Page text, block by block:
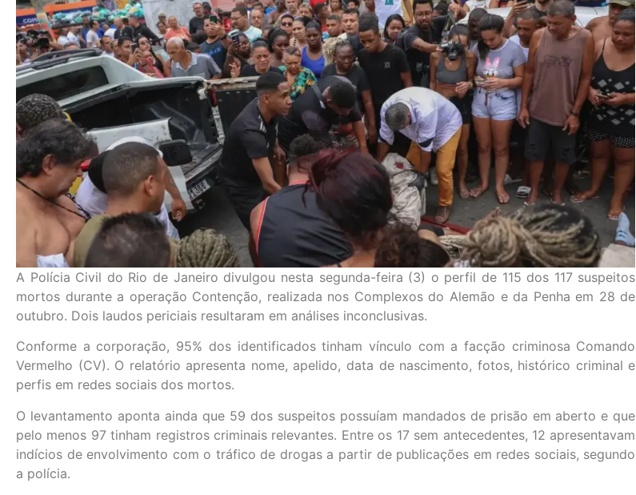
A Polícia Civil do Rio de Janeiro divulgou nesta segunda-feira (3) o perfil de 115 dos 117 suspeitos
mortos durante a operação Contenção, realizada nos Complexos do Alemão e da Penha em 28 de
outubro. Dois laudos periciais resultaram em análises inconclusivas.
Conforme a corporação, 95% dos identificados tinham vínculo com a facção criminosa Comando
Vermelho (CV). O relatório apresenta nome, apelido, data de nascimento, fotos, histórico criminal e
perfis em redes sociais dos mortos.
O levantamento aponta ainda que 59 dos suspeitos possuíam mandados de prisão em aberto e que
pelo menos 97 tinham registros criminais relevantes. Entre os 17 sem antecedentes, 12 apresentavam
indícios de envolvimento com o tráfico de drogas a partir de publicações em redes sociais, segundo
a polícia.